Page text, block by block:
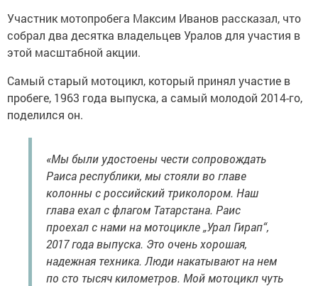
Участник мотопробега Максим Иванов рассказал, что
собрал два десятка владельцев Уралов для участия в
этой масштабной акции.
Самый старый мотоцикл, который принял участие в
пробеге, 1963 года выпуска, а самый молодой 2014-го,
поделился он.
«Мы были удостоены чести сопровождать
Раиса республики, мы стояли во главе
колонны с российский триколором. Наш
глава ехал с флагом Татарстана. Раис
проехал с нами на мотоцикле „Урал Гирап“,
2017 года выпуска. Это очень хорошая,
надежная техника. Люди накатывают на нем
по сто тысяч километров. Мой мотоцикл чуть